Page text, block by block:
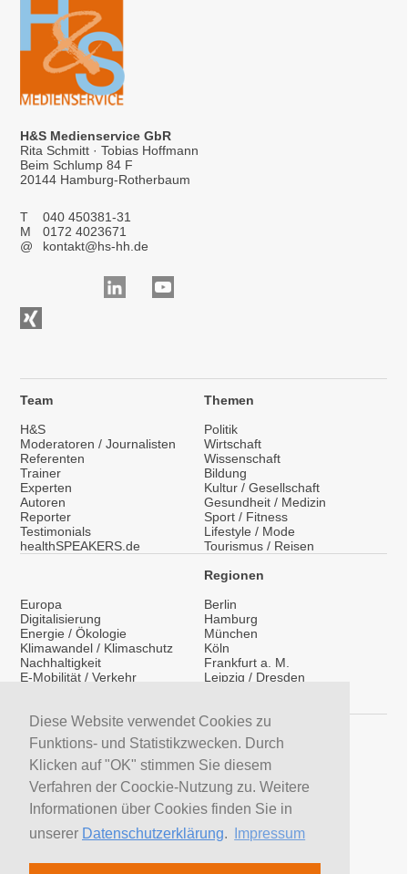
Diese Website verwendet Cookies zu
Funktions- und Statistikzwecken. Durch
Klicken auf "OK" stimmen Sie diesem
Verfahren der Coockie-Nutzung zu. Weitere
Informationen über Cookies finden Sie in
unserer Datenschutzerklärung. Impressum
H&S Medienservice GbR
Rita Schmitt · Tobias Hoffmann
Beim Schlump 84 F
20144 Hamburg-Rotherbaum
T
040 450381-31
M
0172 4023671
@
kontakt@hs-hh.de
Team
H&S
Moderatoren / Journalisten
Referenten
Trainer
Experten
Autoren
Reporter
Testimonials
healthSPEAKERS.de
Themen
Politik
Wirtschaft
Wissenschaft
Bildung
Kultur / Gesellschaft
Gesundheit / Medizin
Sport / Fitness
Lifestyle / Mode
Tourismus / Reisen
Europa
Digitalisierung
Energie / Ökologie
Klimawandel / Klimaschutz
Nachhaltigkeit
E-Mobilität / Verkehr
Vorträge / Keynotes
Regionen
Berlin
Hamburg
München
Köln
Frankfurt a. M.
Leipzig / Dresden
Service
LinkedIn
YouTube Moderatoren
YouTube Referenten
H&S News
Moderatoren suchen
Trainer suchen